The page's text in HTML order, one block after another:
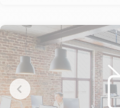
largueur.
1
Les informations sur les
disponibles sur le site